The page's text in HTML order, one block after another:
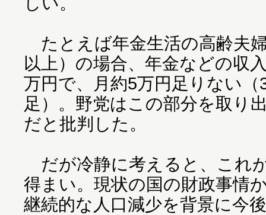
たとえば年金生活の高齢夫
以上）の場合、年金などの収
万円で、月約5万円足りない（
足）。野党はこの部分を取り
だと批判した。
だが冷静に考えると、これ
得まい。現状の国の財政事情
継続的な人口減少を背景に今